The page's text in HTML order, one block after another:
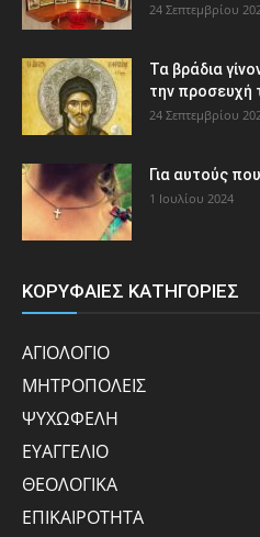
24 Σεπτεμβρίου
Τα βράδια
την προσευχή
24 Σεπτεμβρίου
Για αυτούς
1 Ιουλίου 2024
ΚΟΡΥΦΑΙΕΣ ΚΑΤΗΓΟΡΙΕΣ
ΑΓΙΟΛΟΓΙΟ
ΜΗΤΡΟΠΟΛΕΙΣ
ΨΥΧΩΦΕΛΗ
ΕΥΑΓΓΕΛΙΟ
ΘΕΟΛΟΓΙΚΑ
ΕΠΙΚΑΙΡΟΤΗΤΑ